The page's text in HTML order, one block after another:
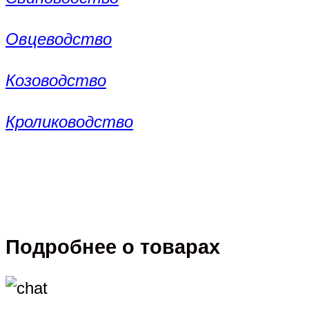
Овцеводство
Козоводство
Кролиководство
Подробнее о товарах